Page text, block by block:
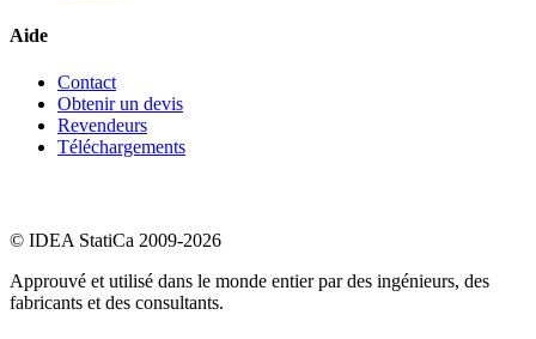
Aide
Contact
Obtenir un devis
Revendeurs
Téléchargements
© IDEA StatiCa 2009-2026
Approuvé et utilisé dans le monde entier par des ingénieurs, des
fabricants et des consultants.